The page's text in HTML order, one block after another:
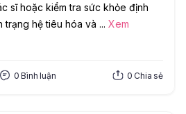
sĩ hoặc kiểm tra sức khỏe định
trạng hệ tiêu hóa và ... Xem
0 Bình luận 0 Chia sẻ